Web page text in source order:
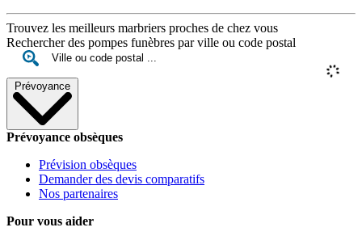
Trouvez les meilleurs marbriers proches de chez vous
Rechercher des pompes funèbres par ville ou code postal
Prévoyance
Prévoyance obsèques
Prévision obsèques
Demander des devis comparatifs
Nos partenaires
Pour vous aider